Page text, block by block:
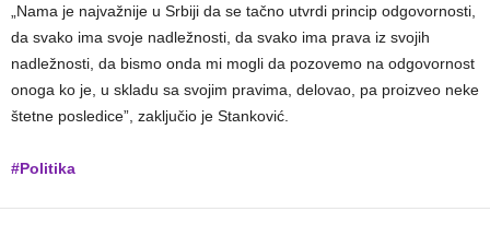
„Nama je najvažnije u Srbiji da se tačno utvrdi princip odgovornosti,
da svako ima svoje nadležnosti, da svako ima prava iz svojih
nadležnosti, da bismo onda mi mogli da pozovemo na odgovornost
onoga ko je, u skladu sa svojim pravima, delovao, pa proizveo neke
štetne posledice”, zaključio je Stanković.
#Politika